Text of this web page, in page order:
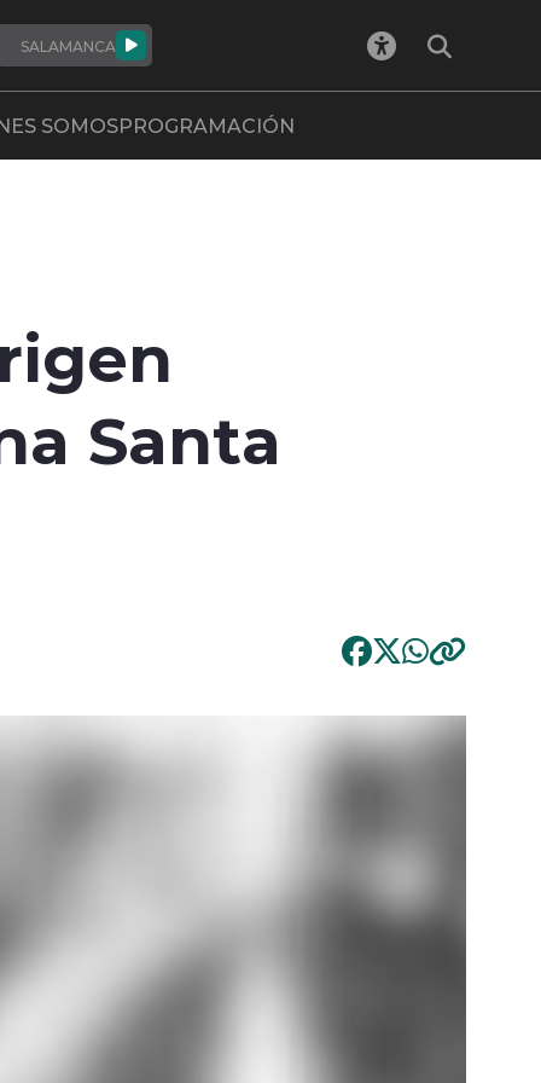
SALAMANCA
SOMOSPROGRAMACIÓN
Santa